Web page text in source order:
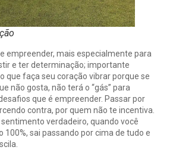
empreender, mais especialmente para
e ter determinação; importante
que faça seu coração vibrar porque se
não gosta, não terá o “gás” para
que é empreender. Passar por
contra, por quem não te incentiva.
verdadeiro, quando você
100%, sai passando por cima de tudo e